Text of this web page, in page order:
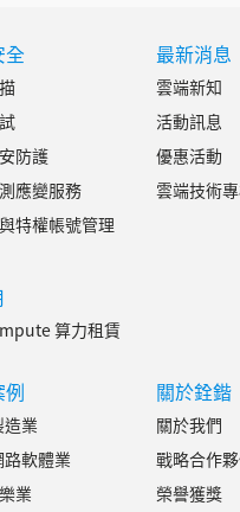
全
防護
應變服務
特權帳號管理
最新消息
雲端新知
活動訊息
優惠活動
雲端技術
算力租賃
例
業
軟體業
業
關於銓鍇
關於我們
戰略合作
榮譽獲獎